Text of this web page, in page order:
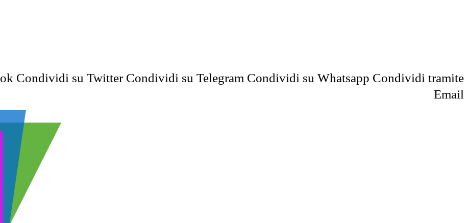
Condividi su Twitter Condividi su Telegram Condividi su Whatsapp Condividi tramite
Email